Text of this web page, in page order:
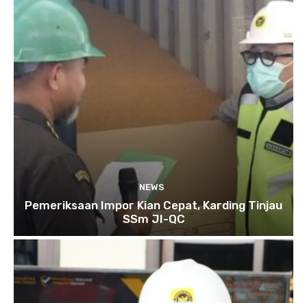
NEWS
Pemeriksaan Impor Kian Cepat, Karding Tinjau
SSm JI-QC